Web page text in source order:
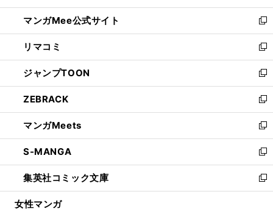
開
く
ン
ド
ウ
で
開
く
ウ
ィ
ン
ド
ウ
で
開
く
し
い
ウ
ィ
ン
ド
ウ
で
開
く
マンガMee公式サイト
新
し
い
ウ
ィ
ン
ド
ウ
で
開
く
リマコミ
新
し
い
ウ
ィ
ン
ド
ウ
で
開
く
ジャンプTOON
新
し
い
ウ
ィ
ン
ド
ウ
で
開
ZEBRACK
新
し
い
ウ
ィ
ン
ド
ウ
マンガMeets
新
し
い
ウ
ィ
ン
S-MANGA
新
し
い
ウ
集英社コミック文庫
新
し
女性マンガ